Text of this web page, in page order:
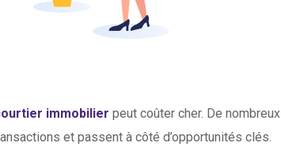
immobilier peut coûter cher. De nombreux
et passent à côté d’opportunités clés.